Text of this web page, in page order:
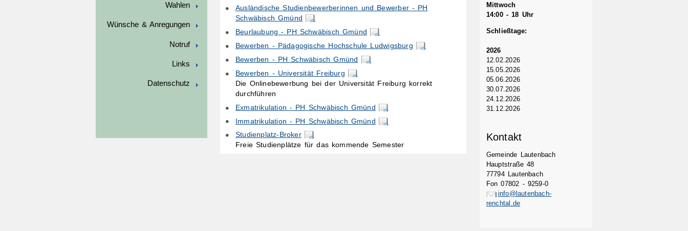
Wahlen
Wünsche & Anregungen
Notruf
Links
Datenschutz
Ausländische Studienbewerberinnen und Bewerber - PH
Schwäbisch Gmünd
Beurlaubung - PH Schwäbisch Gmünd
Bewerben - Pädagogische Hochschule Ludwigsburg
Bewerben - PH Schwäbisch Gmünd
Bewerben - Universität Freiburg
Die Onlinebewerbung bei der Universität Freiburg korrekt
durchführen
Exmatrikulation - PH Schwäbisch Gmünd
Immatrikulation - PH Schwäbisch Gmünd
Studienplatz-Broker
Freie Studienplätze für das kommende Semester
Mittwoch
14:00 - 18 Uhr
Schließtage:
2026
12.02.2026
15.05.2026
05.06.2026
30.07.2026
24.12.2026
31.12.2026
Kontakt
Gemeinde Lautenbach
Hauptstraße 48
77794 Lautenbach
Fon 07802 - 9259-0
info@lautenbach-
renchtal.de